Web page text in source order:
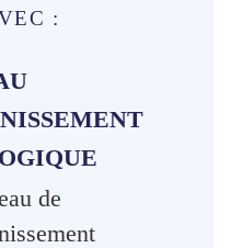
:
de